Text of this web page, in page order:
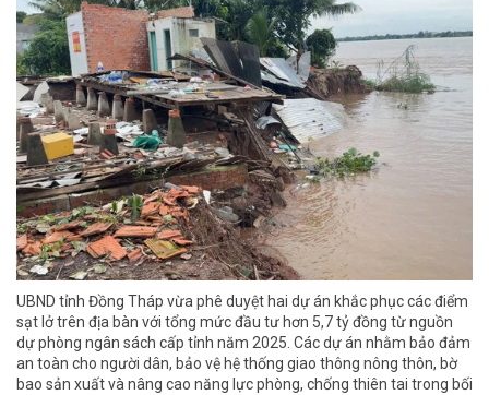
UBND tỉnh Đồng Tháp vừa phê duyệt hai dự án khắc phục các điểm
sạt lở trên địa bàn với tổng mức đầu tư hơn 5,7 tỷ đồng từ nguồn
dự phòng ngân sách cấp tỉnh năm 2025. Các dự án nhằm bảo đảm
an toàn cho người dân, bảo vệ hệ thống giao thông nông thôn, bờ
bao sản xuất và nâng cao năng lực phòng, chống thiên tai trong bối